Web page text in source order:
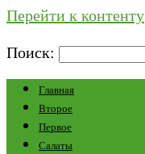
Перейти к контенту
Поиск:
Главная
Второе
Первое
Салаты